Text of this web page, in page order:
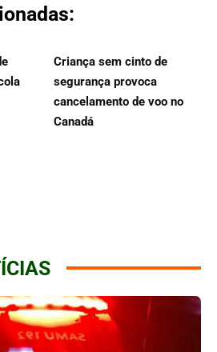
Criança sem cinto de
segurança provoca
cancelamento de voo no
Canadá